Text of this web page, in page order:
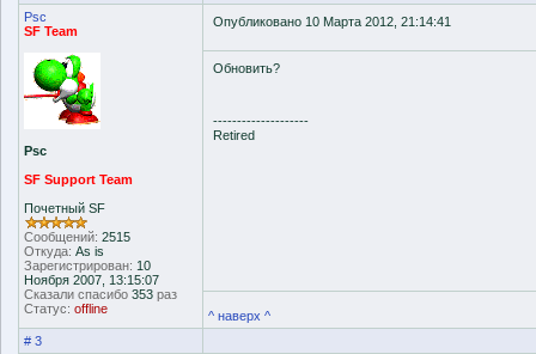
Psc
SF Team
Psc
SF Support Team
Почетный SF
Сообщений: 2515
Откуда: As is
Зарегистрирован: 10
Ноября 2007, 13:15:07
Сказали спасибо 353 раз
Статус: offline
Опубликовано 10 Марта 2012, 21:14:41
Обновить?
--------------------
Retired
^ наверх ^
# 3